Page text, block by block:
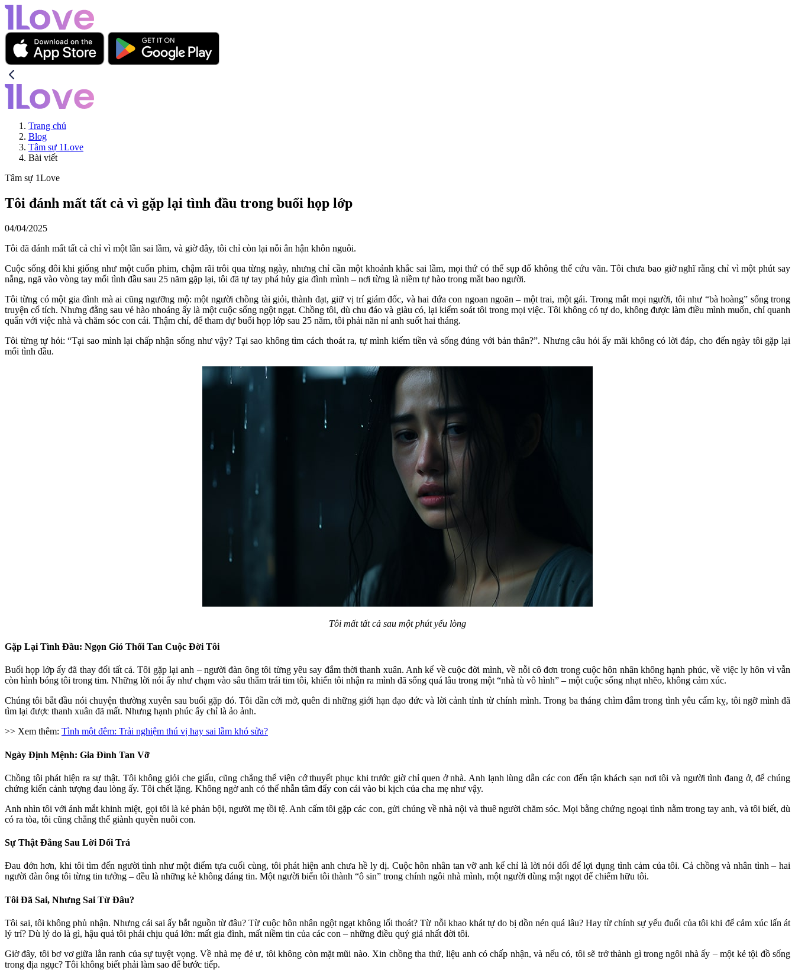
Trang chủ
Blog
Tâm sự 1Love
Bài viết
Tâm sự 1Love
Tôi đánh mất tất cả vì gặp lại tình đầu trong buổi họp lớp
04/04/2025
Tôi đã đánh mất tất cả chỉ vì một lần sai lầm, và giờ đây, tôi chỉ còn lại nỗi ân hận khôn nguôi.
Cuộc sống đôi khi giống như một cuốn phim, chậm rãi trôi qua từng ngày, nhưng chỉ cần một khoảnh khắc sai lầm, mọi thứ có thể sụp đổ không thể cứu vãn. Tôi chưa bao giờ nghĩ rằng chỉ vì một phút say
nắng, ngã vào vòng tay mối tình đầu sau 25 năm gặp lại, tôi đã tự tay phá hủy gia đình mình – nơi từng là niềm tự hào trong mắt bao người.
Tôi từng có một gia đình mà ai cũng ngưỡng mộ: một người chồng tài giỏi, thành đạt, giữ vị trí giám đốc, và hai đứa con ngoan ngoãn – một trai, một gái. Trong mắt mọi người, tôi như “bà hoàng” sống trong
truyện cổ tích. Nhưng đằng sau vẻ hào nhoáng ấy là một cuộc sống ngột ngạt. Chồng tôi, dù chu đáo và giàu có, lại kiểm soát tôi trong mọi việc. Tôi không có tự do, không được làm điều mình muốn, chỉ quanh
quẩn với việc nhà và chăm sóc con cái. Thậm chí, để tham dự buổi họp lớp sau 25 năm, tôi phải năn nỉ anh suốt hai tháng.
Tôi từng tự hỏi: “Tại sao mình lại chấp nhận sống như vậy? Tại sao không tìm cách thoát ra, tự mình kiếm tiền và sống đúng với bản thân?”. Nhưng câu hỏi ấy mãi không có lời đáp, cho đến ngày tôi gặp lại
mối tình đầu.
Tôi mất tất cả sau một phút yếu lòng
Gặp Lại Tình Đầu: Ngọn Gió Thổi Tan Cuộc Đời Tôi
Buổi họp lớp ấy đã thay đổi tất cả. Tôi gặp lại anh – người đàn ông tôi từng yêu say đắm thời thanh xuân. Anh kể về cuộc đời mình, về nỗi cô đơn trong cuộc hôn nhân không hạnh phúc, về việc ly hôn vì vẫn
còn hình bóng tôi trong tim. Những lời nói ấy như chạm vào sâu thẳm trái tim tôi, khiến tôi nhận ra mình đã sống quá lâu trong một “nhà tù vô hình” – một cuộc sống nhạt nhẽo, không cảm xúc.
Chúng tôi bắt đầu nói chuyện thường xuyên sau buổi gặp đó. Tôi dần cởi mở, quên đi những giới hạn đạo đức và lời cảnh tỉnh từ chính mình. Trong ba tháng chìm đắm trong tình yêu cấm kỵ, tôi ngỡ mình đã
tìm lại được thanh xuân đã mất. Nhưng hạnh phúc ấy chỉ là ảo ảnh.
>> Xem thêm: Tình một đêm: Trải nghiệm thú vị hay sai lầm khó sửa?
Ngày Định Mệnh: Gia Đình Tan Vỡ
Chồng tôi phát hiện ra sự thật. Tôi không giỏi che giấu, cũng chẳng thể viện cớ thuyết phục khi trước giờ chỉ quen ở nhà. Anh lạnh lùng dẫn các con đến tận khách sạn nơi tôi và người tình đang ở, để chúng
chứng kiến cảnh tượng đau lòng ấy. Tôi chết lặng. Không ngờ anh có thể nhẫn tâm đẩy con cái vào bi kịch của cha mẹ như vậy.
Anh nhìn tôi với ánh mắt khinh miệt, gọi tôi là kẻ phản bội, người mẹ tồi tệ. Anh cấm tôi gặp các con, gửi chúng về nhà nội và thuê người chăm sóc. Mọi bằng chứng ngoại tình nằm trong tay anh, và tôi biết, dù
có ra tòa, tôi cũng chẳng thể giành quyền nuôi con.
Sự Thật Đằng Sau Lời Dối Trá
Đau đớn hơn, khi tôi tìm đến người tình như một điểm tựa cuối cùng, tôi phát hiện anh chưa hề ly dị. Cuộc hôn nhân tan vỡ anh kể chỉ là lời nói dối để lợi dụng tình cảm của tôi. Cả chồng và nhân tình – hai
người đàn ông tôi từng tin tưởng – đều là những kẻ không đáng tin. Một người biến tôi thành “ô sin” trong chính ngôi nhà mình, một người dùng mật ngọt để chiếm hữu tôi.
Tôi Đã Sai, Nhưng Sai Từ Đâu?
Tôi sai, tôi không phủ nhận. Nhưng cái sai ấy bắt nguồn từ đâu? Từ cuộc hôn nhân ngột ngạt không lối thoát? Từ nỗi khao khát tự do bị dồn nén quá lâu? Hay từ chính sự yếu đuối của tôi khi để cảm xúc lấn át
lý trí? Dù lý do là gì, hậu quả tôi phải chịu quá lớn: mất gia đình, mất niềm tin của các con – những điều quý giá nhất đời tôi.
Giờ đây, tôi bơ vơ giữa lằn ranh của sự tuyệt vọng. Về nhà mẹ đẻ ư, tôi không còn mặt mũi nào. Xin chồng tha thứ, liệu anh có chấp nhận, và nếu có, tôi sẽ trở thành gì trong ngôi nhà ấy – một kẻ tội đồ sống
trong địa ngục? Tôi không biết phải làm sao để bước tiếp.